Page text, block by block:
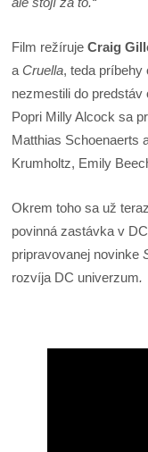
Film režírujeCraig
aCruella, teda príbehy
nezmestili do
Popri Milly Alcock sa
Matthias Schoenaerts
Krumholtz, Emily
Okrem toho sa už
povinná zastávka v
pripravovanej novinke
rozvíja DC univerzum.